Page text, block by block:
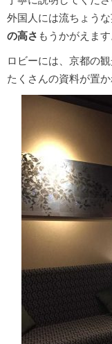
外国人には流ちょう
の高さ もうかがえます
ロビーには、京都の
たくさんの資料が置